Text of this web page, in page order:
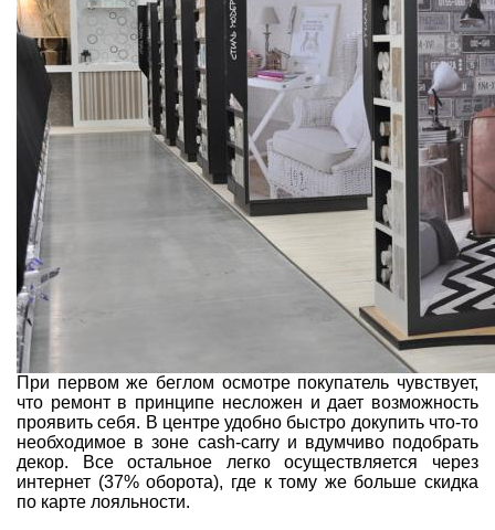
При первом же беглом осмотре покупатель чувствует,
что ремонт в принципе несложен и дает возможность
проявить себя. В центре удобно быстро докупить что-то
необходимое в зоне cash-carry и вдумчиво подобрать
декор. Все остальное легко осуществляется через
интернет (37% оборота), где к тому же больше скидка
по карте лояльности.